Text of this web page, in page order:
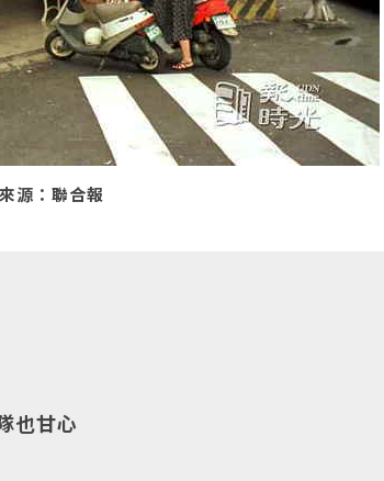
源：聯合報
也甘心